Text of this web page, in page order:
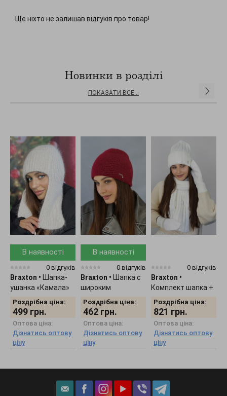
Ще ніхто не залишав відгуків про товар!
Новинки в розділі
ПОКАЗАТИ ВСЕ...
В наявності
0 відгуків
Braxton •
Шапка-
ушанка «Камала»
Роздрібна ціна:
499 грн.
Оптова ціна:
Дізнатись оптову
ціну
В наявності
0 відгуків
Braxton •
Шапка с
широким
отворотом "Кьяра"
5167
Роздрібна ціна:
462 грн.
Оптова ціна:
Дізнатись оптову
ціну
0 відгуків
Braxton •
Комплект шапка +
шарф + рукавички
женский 5309
Роздрібна ціна:
821 грн.
Оптова ціна:
Дізнатись оптову
ціну